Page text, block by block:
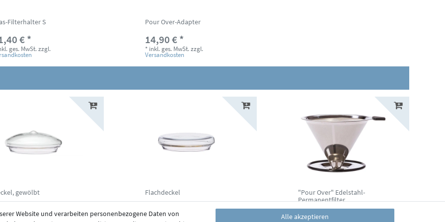
Filterhalter S
€ *
ges. MwSt.zzgl.
Pour Over-Adapter
14,90 € *
* inkl. ges. MwSt. zzgl.
Versandkosten
gewölbt
€ *
Flachdeckel
9,10 € *
"Pour Over" Edelstahl-
Permanentfilter
35,40 € *
*inkl. ges. MwSt.
Website und verarbeiten personenbezogene Daten von
Alle akzeptieren